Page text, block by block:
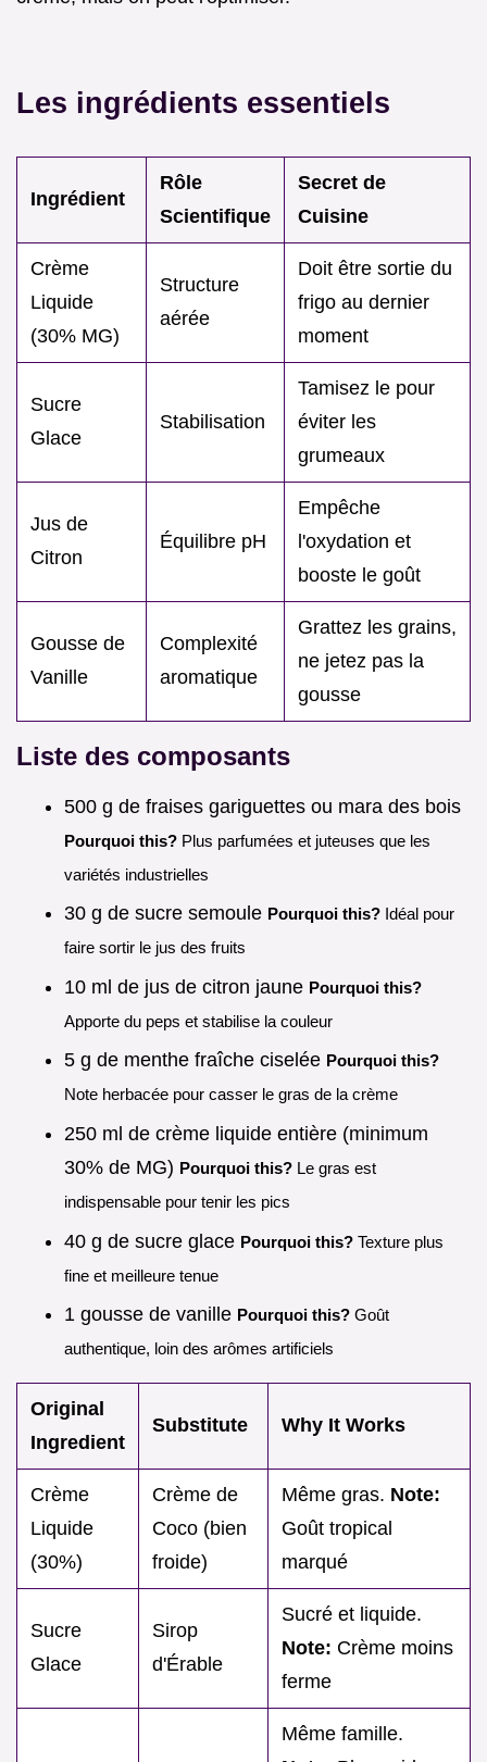
Les ingrédients essentiels
Ingrédient
Rôle
Scientifique
Secret de
Cuisine
Crème
Liquide
(30% MG)
Structure
aérée
Doit être sortie du
frigo au dernier
moment
Sucre
Glace
Stabilisation
Tamisez le pour
éviter les
grumeaux
Jus de
Citron
Équilibre pH
Empêche
l'oxydation et
booste le goût
Gousse de
Vanille
Complexité
aromatique
Grattez les grains,
ne jetez pas la
gousse
Liste des composants
500 g de fraises gariguettes ou mara des bois
Pourquoi this? Plus parfumées et juteuses que les
variétés industrielles
30 g de sucre semoule Pourquoi this? Idéal pour
faire sortir le jus des fruits
10 ml de jus de citron jaune Pourquoi this?
Apporte du peps et stabilise la couleur
5 g de menthe fraîche ciselée Pourquoi this?
Note herbacée pour casser le gras de la crème
250 ml de crème liquide entière (minimum
30% de MG) Pourquoi this? Le gras est
indispensable pour tenir les pics
40 g de sucre glace Pourquoi this? Texture plus
fine et meilleure tenue
1 gousse de vanille Pourquoi this? Goût
authentique, loin des arômes artificiels
Original
Ingredient
Substitute Why It Works
Crème
Liquide
(30%)
Crème de
Coco (bien
froide)
Même gras. Note:
Goût tropical
marqué
Sucre
Glace
Sirop
d'Érable
Sucré et liquide.
Note: Crème moins
ferme
Même famille.